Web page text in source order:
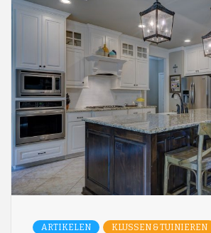
ARTIKELEN KLUSSEN & TUINIEREN